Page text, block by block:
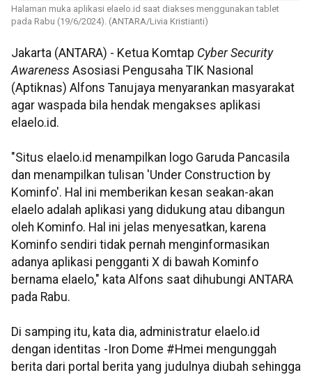
Halaman muka aplikasi elaelo.id saat diakses menggunakan tablet
pada Rabu (19/6/2024). (ANTARA/Livia Kristianti)
Jakarta (ANTARA) - Ketua Komtap Cyber Security
Awareness Asosiasi Pengusaha TIK Nasional
(Aptiknas) Alfons Tanujaya menyarankan masyarakat
agar waspada bila hendak mengakses aplikasi
elaelo.id.
"Situs elaelo.id menampilkan logo Garuda Pancasila
dan menampilkan tulisan 'Under Construction by
Kominfo'. Hal ini memberikan kesan seakan-akan
elaelo adalah aplikasi yang didukung atau dibangun
oleh Kominfo. Hal ini jelas menyesatkan, karena
Kominfo sendiri tidak pernah menginformasikan
adanya aplikasi pengganti X di bawah Kominfo
bernama elaelo," kata Alfons saat dihubungi ANTARA
pada Rabu.
Di samping itu, kata dia, administratur elaelo.id
dengan identitas -Iron Dome #Hmei mengunggah
berita dari portal berita yang judulnya diubah sehingga